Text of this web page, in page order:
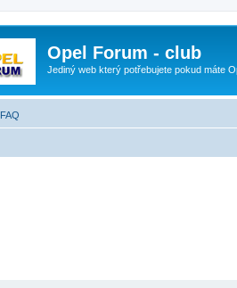
Opel Forum - club
Jediný web který potřebujete pokud máte
FAQ